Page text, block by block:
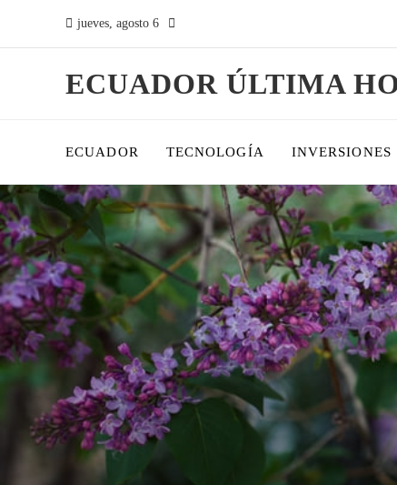
jueves, agosto 6
ECUADOR ÚLTIMA
ECUADOR TECNOLOGÍA INVERSIONES